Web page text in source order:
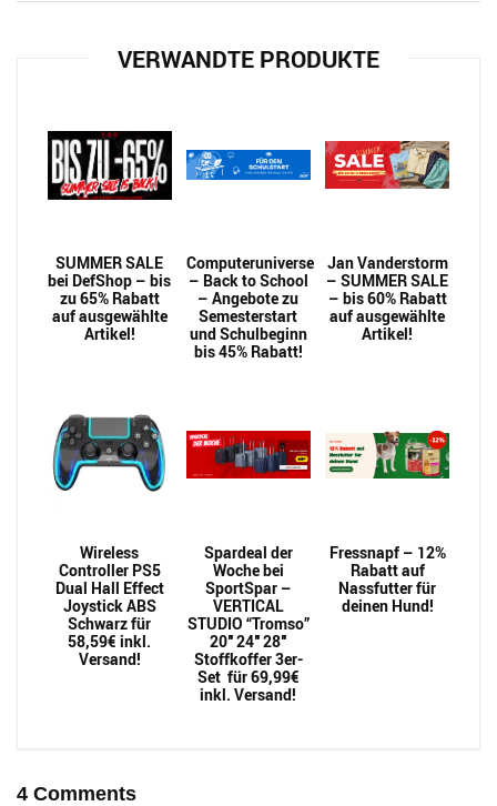
VERWANDTE PRODUKTE
SUMMER SALE
bei DefShop – bis
zu 65% Rabatt
auf ausgewählte
Artikel!
Computeruniverse
– Back to School
– Angebote zu
Semesterstart
und Schulbeginn
bis 45% Rabatt!
Jan Vanderstorm
– SUMMER SALE
– bis 60% Rabatt
auf ausgewählte
Artikel!
Wireless
Controller PS5
Dual Hall Effect
Joystick ABS
Schwarz für
58,59€ inkl.
Versand!
Spardeal der
Woche bei
SportSpar –
VERTICAL
STUDIO “Tromso”
20″ 24″ 28″
Stoffkoffer 3er-
Set für 69,99€
inkl. Versand!
Fressnapf – 12%
Rabatt auf
Nassfutter für
deinen Hund!
4 Comments